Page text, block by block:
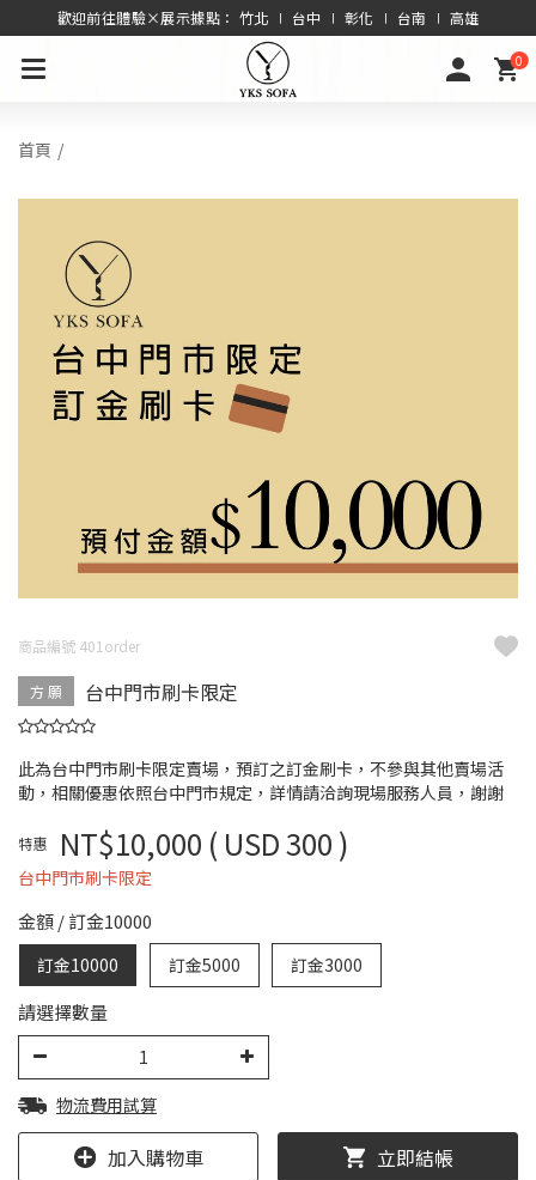
歡迎前往體驗×展示據點： 竹北 ∣ 台中 ∣ 彰化 ∣ 台南 ∣ 高雄
0
首頁
商品編號 401order
方 願 台中門市刷卡限定
此為台中門市刷卡限定賣場，預訂之訂金刷卡，不參與其他賣場活
動，相關優惠依照台中門市規定，詳情請洽詢現場服務人員，謝謝
特惠 NT$10,000 ( USD 300 )
台中門市刷卡限定
金額/訂金10000
訂金10000 訂金5000 訂金3000
請選擇數量
物流費用試算
加入購物車 立即結帳